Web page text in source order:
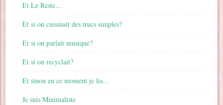
Et Le Reste…
Et si on cuisinait des trucs simples?
Et si on parlait musique?
Et si on recyclait?
Et sinon en ce moment je lis…
Je suis Minimaliste